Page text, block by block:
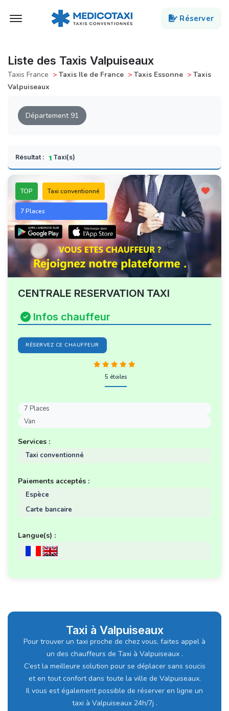
Ouvert Menu
Réserver
Liste des Taxis Valpuiseaux
Taxis France > Taxis Ile de France > Taxis Essonne > Taxis
Valpuiseaux
Département 91
Résultat : 1 Taxi(s)
TOP Taxi conventionné
7 Places
CENTRALE RESERVATION TAXI
Infos chauffeur
RÉSERVEZ CE CHAUFFEUR
5 étoiles
7 Places
Van
Services :
Taxi conventionné
Paiements acceptés :
Espèce
Carte bancaire
Langue(s) :
Taxi à Valpuiseaux
Pour trouver un taxi proche de chez vous, faites appel à
un des chauffeurs de Taxi à Valpuiseaux .
C’est la meilleure solution pour se déplacer sans soucis
et en tout confort dans toute la ville de Valpuiseaux.
Il vous est également possible de réserver en ligne un
taxi à Valpuiseaux 24h/7j .